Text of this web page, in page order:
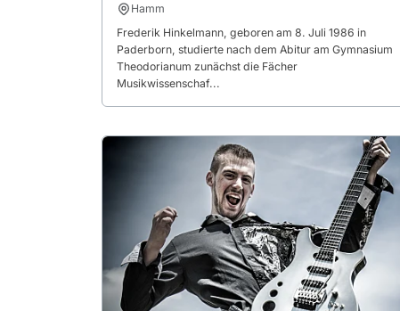
Hamm
Frederik Hinkelmann, geboren am 8. Juli 1986 in
Paderborn, studierte nach dem Abitur am Gymnasium
Theodorianum zunächst die Fächer
Musikwissenschaf...